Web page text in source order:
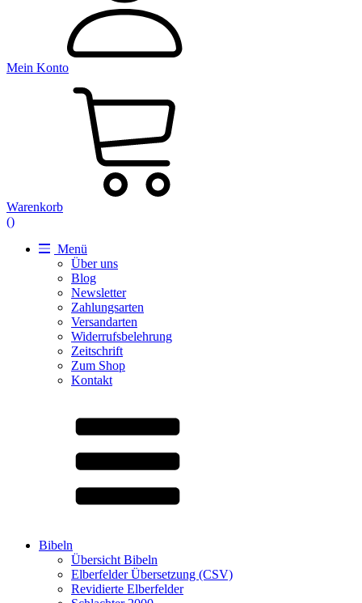
Mein Konto
Warenkorb
()
Menü
Über uns
Blog
Newsletter
Zahlungsarten
Versandarten
Widerrufsbelehrung
Zeitschrift
Zum Shop
Kontakt
Bibeln
Übersicht Bibeln
Elberfelder Übersetzung (CSV)
Revidierte Elberfelder